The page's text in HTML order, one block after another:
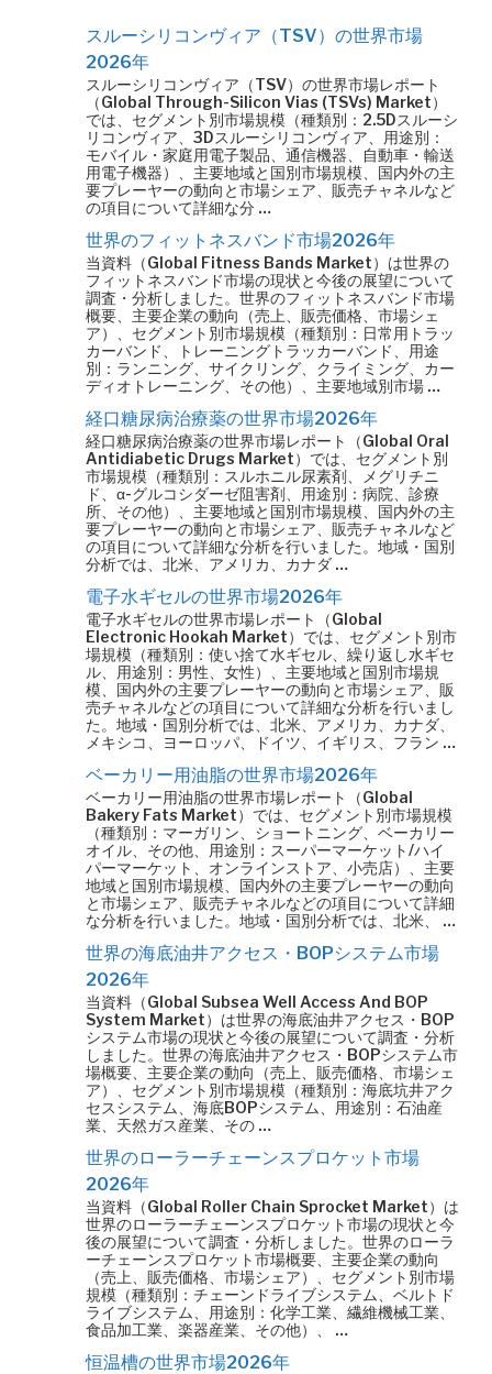
スルーシリコンヴィア（TSV）の世界市場
2026年
スルーシリコンヴィア（TSV）の世界市場レポート
（Global Through-Silicon Vias (TSVs) Market）
では、セグメント別市場規模（種類別：2.5Dスルーシ
リコンヴィア、3Dスルーシリコンヴィア、用途別：
モバイル・家庭用電子製品、通信機器、自動車・輸送
用電子機器）、主要地域と国別市場規模、国内外の主
要プレーヤーの動向と市場シェア、販売チャネルなど
の項目について詳細な分 …
世界のフィットネスバンド市場2026年
当資料（Global Fitness Bands Market）は世界の
フィットネスバンド市場の現状と今後の展望について
調査・分析しました。世界のフィットネスバンド市場
概要、主要企業の動向（売上、販売価格、市場シェ
ア）、セグメント別市場規模（種類別：日常用トラッ
カーバンド、トレーニングトラッカーバンド、用途
別：ランニング、サイクリング、クライミング、カー
ディオトレーニング、その他）、主要地域別市場 …
経口糖尿病治療薬の世界市場2026年
経口糖尿病治療薬の世界市場レポート（Global Oral
Antidiabetic Drugs Market）では、セグメント別
市場規模（種類別：スルホニル尿素剤、メグリチニ
ド、α-グルコシダーゼ阻害剤、用途別：病院、診療
所、その他）、主要地域と国別市場規模、国内外の主
要プレーヤーの動向と市場シェア、販売チャネルなど
の項目について詳細な分析を行いました。地域・国別
分析では、北米、アメリカ、カナダ …
電子水ギセルの世界市場2026年
電子水ギセルの世界市場レポート（Global
Electronic Hookah Market）では、セグメント別市
場規模（種類別：使い捨て水ギセル、繰り返し水ギセ
ル、用途別：男性、女性）、主要地域と国別市場規
模、国内外の主要プレーヤーの動向と市場シェア、販
売チャネルなどの項目について詳細な分析を行いまし
た。地域・国別分析では、北米、アメリカ、カナダ、
メキシコ、ヨーロッパ、ドイツ、イギリス、フラン …
ベーカリー用油脂の世界市場2026年
ベーカリー用油脂の世界市場レポート（Global
Bakery Fats Market）では、セグメント別市場規模
（種類別：マーガリン、ショートニング、ベーカリー
オイル、その他、用途別：スーパーマーケット/ハイ
パーマーケット、オンラインストア、小売店）、主要
地域と国別市場規模、国内外の主要プレーヤーの動向
と市場シェア、販売チャネルなどの項目について詳細
な分析を行いました。地域・国別分析では、北米、 …
世界の海底油井アクセス・BOPシステム市場
2026年
当資料（Global Subsea Well Access And BOP
System Market）は世界の海底油井アクセス・BOP
システム市場の現状と今後の展望について調査・分析
しました。世界の海底油井アクセス・BOPシステム市
場概要、主要企業の動向（売上、販売価格、市場シェ
ア）、セグメント別市場規模（種類別：海底坑井アク
セスシステム、海底BOPシステム、用途別：石油産
業、天然ガス産業、その …
世界のローラーチェーンスプロケット市場
2026年
当資料（Global Roller Chain Sprocket Market）は
世界のローラーチェーンスプロケット市場の現状と今
後の展望について調査・分析しました。世界のローラ
ーチェーンスプロケット市場概要、主要企業の動向
（売上、販売価格、市場シェア）、セグメント別市場
規模（種類別：チェーンドライブシステム、ベルトド
ライブシステム、用途別：化学工業、繊維機械工業、
食品加工業、楽器産業、その他）、 …
恒温槽の世界市場2026年